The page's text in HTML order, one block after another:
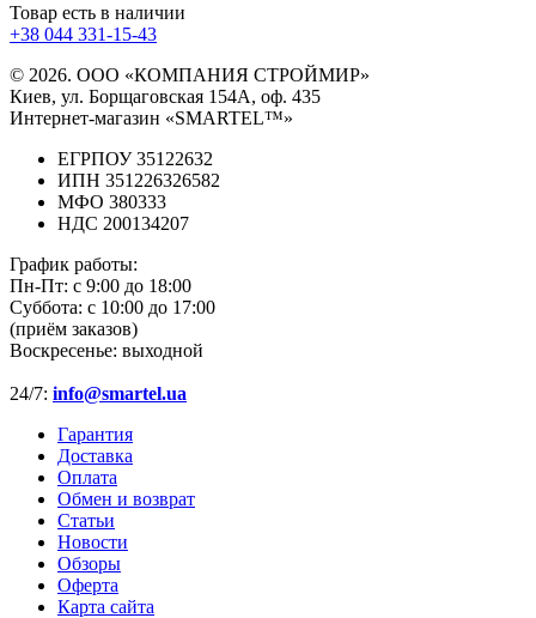
Товар есть в наличии
+38 044 331-15-43
© 2026. ООО «КОМПАНИЯ СТРОЙМИР»
Киев, ул. Борщаговская 154А, оф. 435
Интернет-магазин «SMARTEL™»
ЕГРПОУ 35122632
ИПН 351226326582
МФО 380333
НДС 200134207
График работы:
Пн-Пт: с 9:00 до 18:00
Суббота: с 10:00 до 17:00
(приём заказов)
Воскресенье: выходной
24/7: info@smartel.ua
Гарантия
Доставка
Оплата
Обмен и возврат
Статьи
Новости
Обзоры
Оферта
Карта сайта